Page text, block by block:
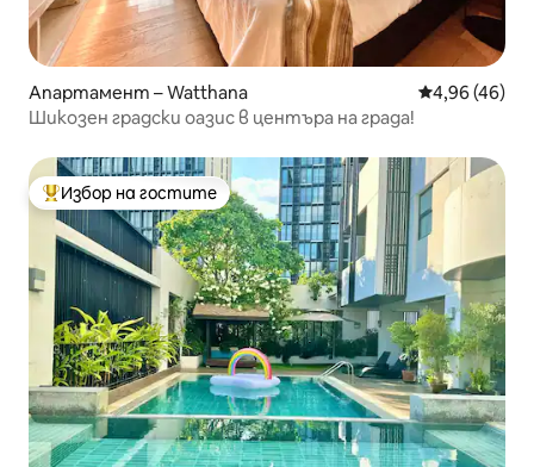
Апартамент – Watthana Средна
4,96 (46)
Шикозен градски оазис в центъра на града!
Най-популярен избор на гостите
Избор на гостите